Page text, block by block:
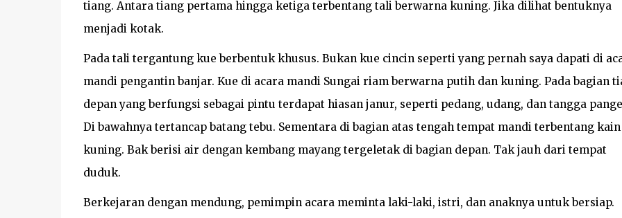
tiang. Antara tiang pertama hingga ketiga terbentang tali berwarna kuning. Jika dilihat bentuknya
menjadi kotak.
Pada tali tergantung kue berbentuk khusus. Bukan kue cincin seperti yang pernah saya dapati di
mandi pengantin banjar. Kue di acara mandi Sungai riam berwarna putih dan kuning. Pada bagian
depan yang berfungsi sebagai pintu terdapat hiasan janur, seperti pedang, udang, dan tangga
Di bawahnya tertancap batang tebu. Sementara di bagian atas tengah tempat mandi terbentang kain
kuning. Bak berisi air dengan kembang mayang tergeletak di bagian depan. Tak jauh dari tempat
duduk.
Berkejaran dengan mendung, pemimpin acara meminta laki-laki, istri, dan anaknya untuk bersiap.